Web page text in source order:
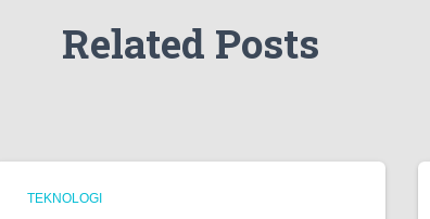
Related Posts
TEKNOLOGI